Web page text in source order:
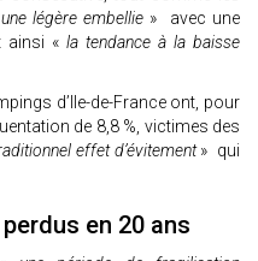
une légère embellie » avec une
ainsi « la tendance à la baisse
d’Ile-de-France ont, pour
de 8,8 %, victimes des
effet d’évitement» qui
en 20 ans